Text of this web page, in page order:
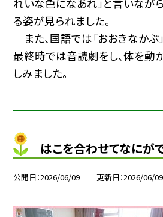
れいな色になあれ」と言いなが
る姿が見られました。
また、国語では「おおきなかぶ
最終時では音読劇をし、体を動
しみました。
はこを合わせてなにが
公開日 2026/06/09 更新日 2026/06/09